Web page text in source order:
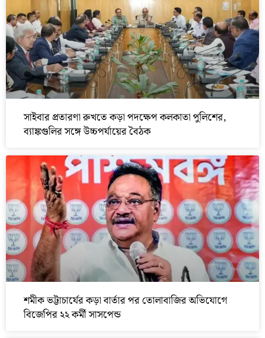
সাইবার প্রতারণা রুখতে কড়া পদক্ষেপ কলকাতা পুলিশের,
ব্যাঙ্কগুলির সঙ্গে উচ্চপর্যায়ের বৈঠক
শমীক ভট্টাচার্যের কড়া বার্তার পর তোলাবাজির অভিযোগে
বিজেপির ২২ কর্মী সাসপেন্ড